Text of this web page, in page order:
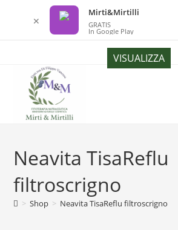
contenuto
Neavita TisaReflu
filtroscrigno
> Shop > Neavita TisaReflu filtroscrigno
✕
Mirti&Mirtilli
GRATIS
In Google Play
VISUALIZZA